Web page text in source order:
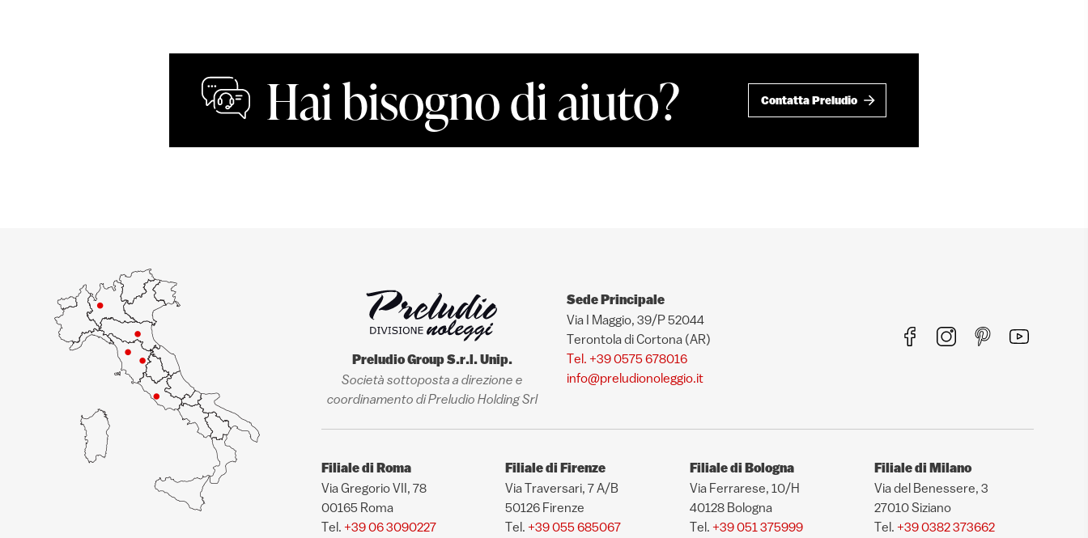
Hai bisogno di aiuto? Contatta Preludio
Preludio Group S.r.l. Unip.
Società sottoposta a direzione e
coordinamento di Preludio Holding Srl
Sede Principale
Via I Maggio, 39/P 52044
Terontola di Cortona (AR)
Tel. +39 0575 678016
info@preludionoleggio.it
Filiale di Roma
Via Gregorio VII, 78
00165 Roma
Tel. +39 06 3090227
Filiale di Firenze
Via Traversari, 7 A/B
50126 Firenze
Tel. +39 055 685067
Filiale di Bologna
Via Ferrarese, 10/H
40128 Bologna
Tel. +39 051 375999
Filiale di Milano
Via del Benessere, 3
27010 Siziano
Tel. +39 0382 373662